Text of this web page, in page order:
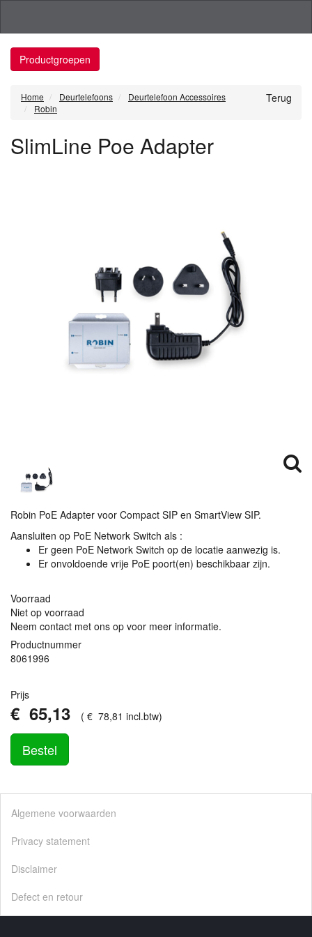
Productgroepen
Terug
Home Deurtelefoons
Deurtelefoon Accessoires
Robin
SlimLine Poe Adapter
Robin PoE Adapter voor Compact SIP en SmartView SIP.
Aansluiten op PoE Network Switch als :
Er geen PoE Network Switch op de locatie aanwezig is.
Er onvoldoende vrije PoE poort(en) beschikbaar zijn.
Voorraad
Niet op voorraad
Neem contact met ons op voor meer informatie.
Productnummer
8061996
Prijs
€ 65,13 ( € 78,81 incl.btw)
Bestel
Algemene voorwaarden
Privacy statement
Disclaimer
Defect en retour